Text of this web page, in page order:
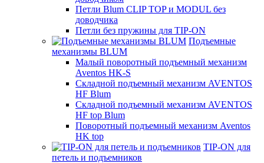
Петли Blum CLIP TOP и MODUL без
доводчика
Петли без пружины для TIP-ON
Подъемные
механизмы BLUM
Малый поворотный подъемный механизм
Aventos HK-S
Складной подъемный механизм AVENTOS
HF Blum
Складной подъемный механизм AVENTOS
HF top Blum
Поворотный подъемный механизм Aventos
HK top
TIP-ON для
петель и подъемников